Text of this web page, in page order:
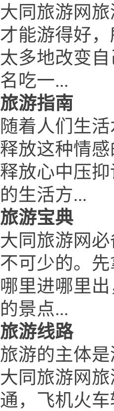
大同旅游网
才能游得好
太多地改变
名吃一...
旅游指南
随着人们生
释放这种情
释放心中压
的生活方...
旅游宝典
大同旅游网
不可少的。
哪里进哪里
的景点...
旅游线路
旅游的主体
大同旅游网
通，飞机火